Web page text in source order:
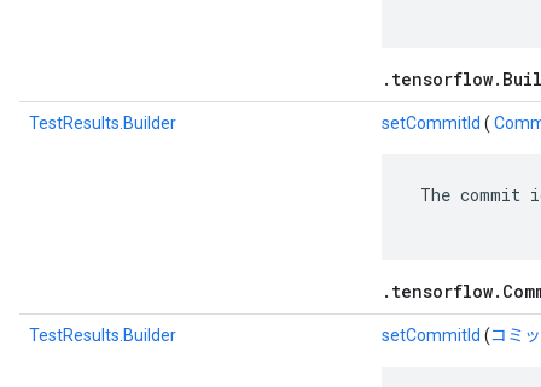
TestResults.Builder setCommitId (
The
TestResults.Builder setCommitId (コミ